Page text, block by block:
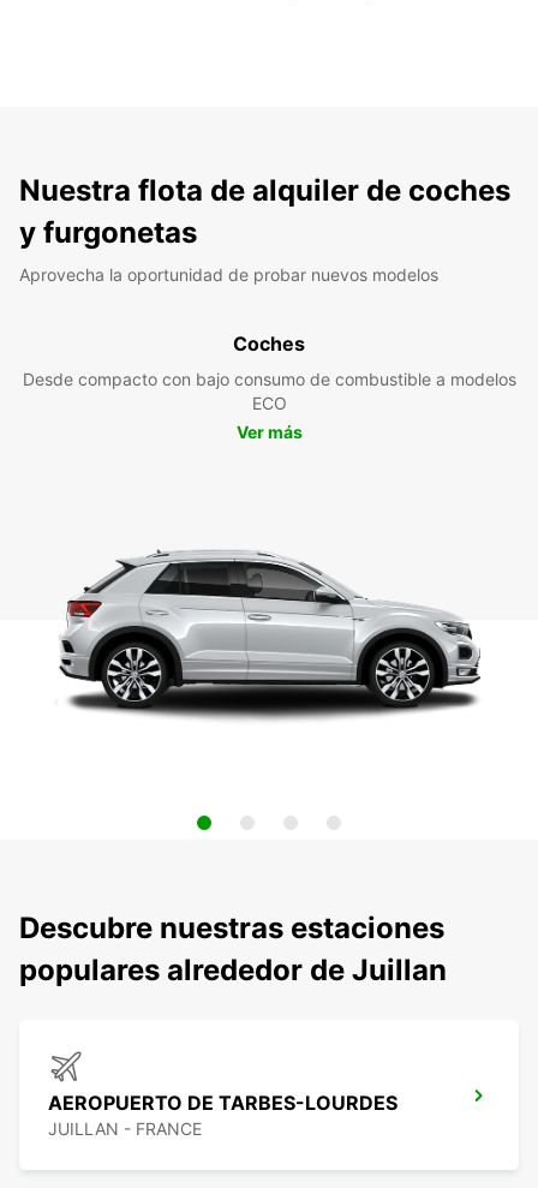
Nuestra flota de alquiler de coches
y furgonetas
Aprovecha la oportunidad de probar nuevos modelos
Coches
Desde compacto con bajo consumo de combustible a modelos
ECO
Ver más
Descubre nuestras estaciones
populares alrededor de Juillan
AEROPUERTO DE TARBES-LOURDES
JUILLAN - FRANCE